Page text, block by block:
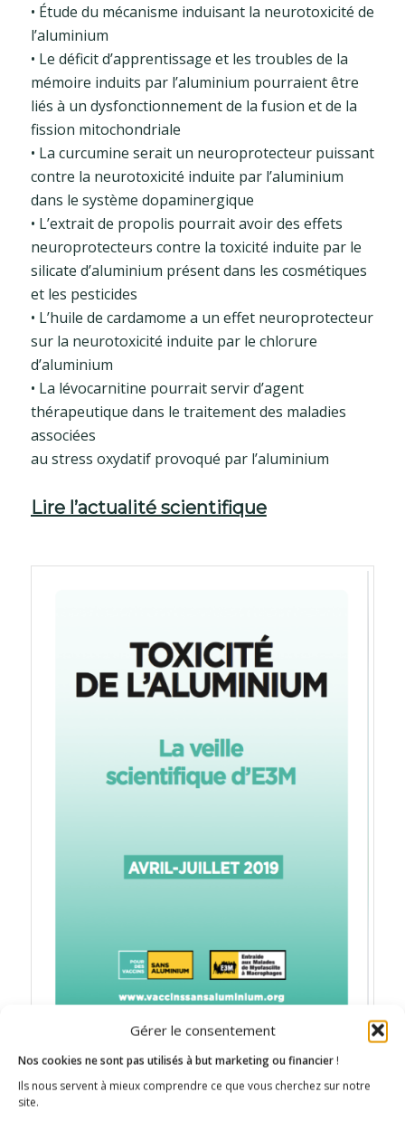
Gérer le consentement
Nos cookies ne sont pas utilisés à but marketing ou financier !
Ils nous servent à mieux comprendre ce que vous cherchez sur notre
site.
• Étude du mécanisme induisant la neurotoxicité de
l’aluminium
• Le déficit d’apprentissage et les troubles de la
mémoire induits par l’aluminium pourraient être
liés à un dysfonctionnement de la fusion et de la
fission mitochondriale
• La curcumine serait un neuroprotecteur puissant
contre la neurotoxicité induite par l’aluminium
dans le système dopaminergique
• L’extrait de propolis pourrait avoir des effets
neuroprotecteurs contre la toxicité induite par le
silicate d’aluminium présent dans les cosmétiques
et les pesticides
• L’huile de cardamome a un effet neuroprotecteur
sur la neurotoxicité induite par le chlorure
d’aluminium
• La lévocarnitine pourrait servir d’agent
thérapeutique dans le traitement des maladies
associées
au stress oxydatif provoqué par l’aluminium
Lire l’actualité scientifique
Actualité scientifique sur l’aluminium